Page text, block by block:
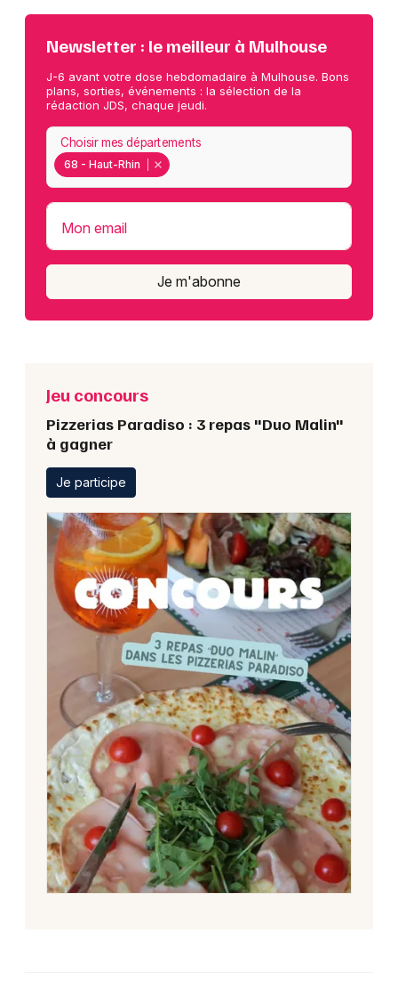
Newsletter : le meilleur à Mulhouse
J-6 avant votre dose hebdomadaire à Mulhouse. Bons
plans, sorties, événements : la sélection de la
rédaction JDS, chaque jeudi.
68 - Haut-Rhin
Choisir mes départements
Mon email
Je m'abonne
Jeu concours
Pizzerias Paradiso : 3 repas "Duo Malin"
à gagner
Je participe